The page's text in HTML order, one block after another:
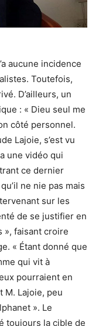
aucune incidence
Toutefois,
D’ailleurs, un
: « Dieu seul me
côté personnel.
Lajoie, s’est vu
une vidéo qui
ce dernier
ne nie pas mais
sur les
de se justifier en
», faisant croire
« Étant donné que
qui vit à
pourraient en
M. Lajoie, peu
». Le
toujours la cible de